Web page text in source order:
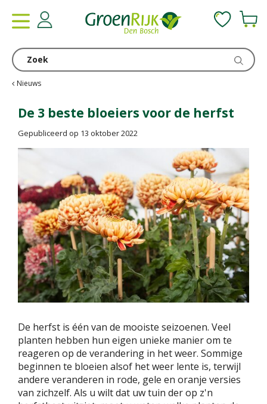
Nieuws
De 3 beste bloeiers voor de herfst
Gepubliceerd op 13 oktober 2022
De herfst is één van de mooiste seizoenen. Veel
planten hebben hun eigen unieke manier om te
reageren op de verandering in het weer. Sommige
beginnen te bloeien alsof het weer lente is, terwijl
andere veranderen in rode, gele en oranje versies
van zichzelf. Als u wilt dat uw tuin der op z'n